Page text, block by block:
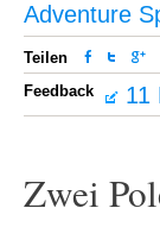
Adventure
Teilen
Feedback
11
Zwei